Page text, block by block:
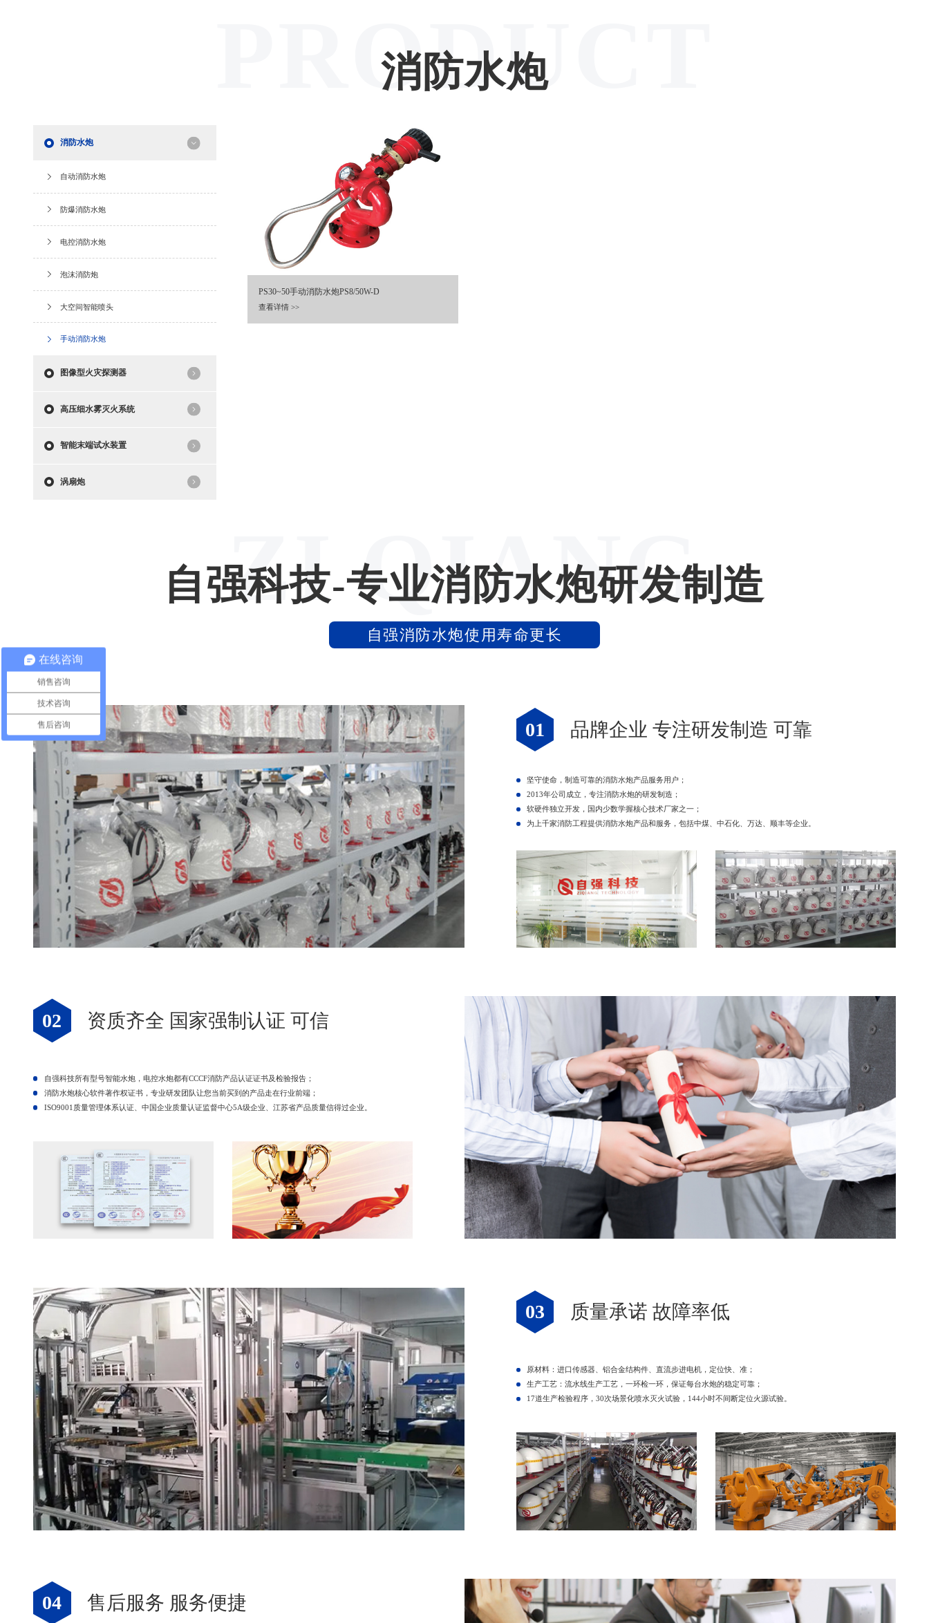
PRODUCT
消防水炮
消防水炮
自动消防水炮
防爆消防水炮
电控消防水炮
泡沫消防炮
大空间智能喷头
手动消防水炮
图像型火灾探测器
高压细水雾灭火系统
智能末端试水装置
涡扇炮
PS30~50手动消防水炮PS8/50W-D
查看详情 >>
ZI QIANG
自强科技-专业消防水炮研发制造
自强消防水炮使用寿命更长
01 品牌企业 专注研发制造 可靠
坚守使命，制造可靠的消防水炮产品服务用户；
2013年公司成立，专注消防水炮的研发制造；
软硬件独立开发，国内少数学握核心技术厂家之一；
为上千家消防工程提供消防水炮产品和服务，包括中煤、中石化、万达、顺丰等企业。
02 资质齐全 国家强制认证 可信
自强科技所有型号智能水炮，电控水炮都有CCCF消防产品认证证书及检验报告；
消防水炮核心软件著作权证书，专业研发团队让您当前买到的产品走在行业前端；
ISO9001质量管理体系认证、中国企业质量认证监督中心5A级企业、江苏省产品质量信得过企业。
03 质量承诺 故障率低
原材料：进口传感器、铝合金结构件、直流步进电机，定位快、准；
生产工艺：流水线生产工艺，一环检一环，保证每台水炮的稳定可靠；
17道生产检验程序，30次场景化喷水灭火试验，144小时不间断定位火源试验。
04 售后服务 服务便捷
在线咨询
销售咨询
技术咨询
售后咨询